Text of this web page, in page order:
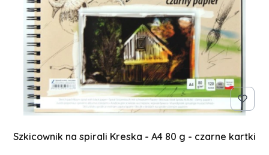
Szkicownik na spirali Kreska - A4 80 g - czarne kartki